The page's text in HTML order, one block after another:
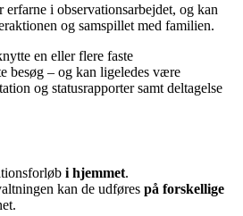
i observationsarbejdet, og kan
og samspillet med familien.
en eller flere faste
besøg – og kan ligeledes være
og statusrapporter samt deltagelse
i hjemmet.
kan de udføres på forskellige